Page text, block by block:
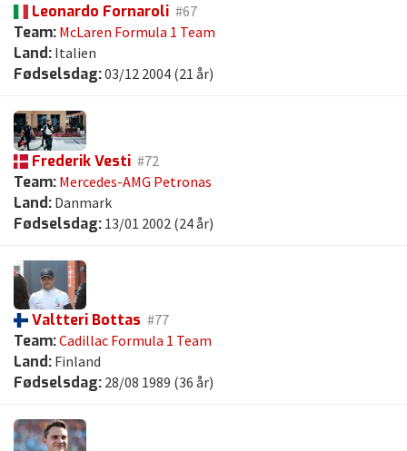
Leonardo Fornaroli #67
Team: McLaren Formula 1 Team
Land: Italien
Fødselsdag:03/12 2004 (21 år)
Frederik Vesti #72
Team: Mercedes-AMG Petronas
Land: Danmark
Fødselsdag: 13/01 2002 (24 år)
Valtteri Bottas #77
Team:Cadillac Formula 1 Team
Land: Finland
Fødselsdag: 28/08 1989 (36 år)